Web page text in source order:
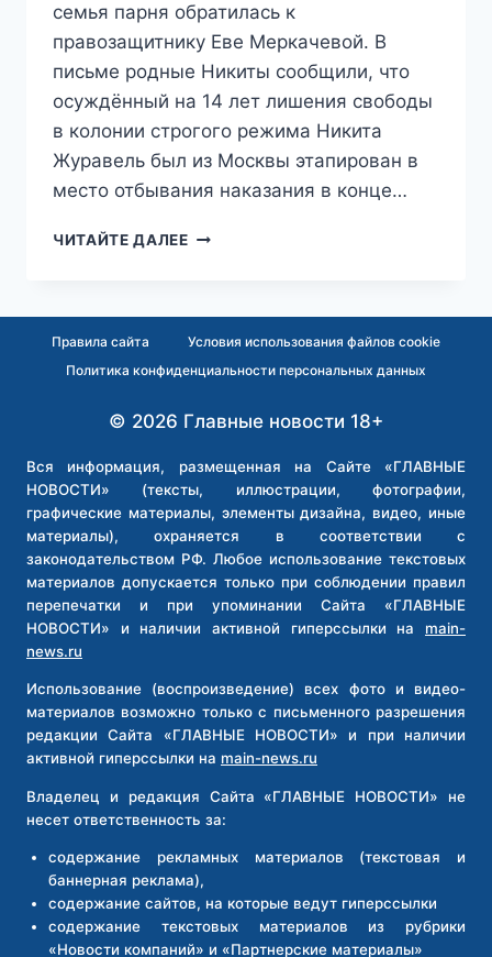
семья парня обратилась к
правозащитнику Еве Меркачевой. В
письме родные Никиты сообщили, что
осуждённый на 14 лет лишения свободы
в колонии строгого режима Никита
Журавель был из Москвы этапирован в
место отбывания наказания в конце…
ЧИТАЙТЕ ДАЛЕЕРОДСТВЕННИКИ
НИКИТЫ
ЖУРАВЕЛЯ
О
БЕССЛЕДНОМ
ИСЧЕЗНОВЕНИИ
Правила сайта
Условия использования файлов cookie
Политика конфиденциальности персональных данных
© 2026 Главные новости 18+
Вся информация, размещенная на Сайте «ГЛАВНЫЕ
НОВОСТИ» (тексты, иллюстрации, фотографии,
графические материалы, элементы дизайна, видео, иные
материалы), охраняется в соответствии с
законодательством РФ. Любое использование текстовых
материалов допускается только при соблюдении правил
перепечатки и при упоминании Сайта «ГЛАВНЫЕ
НОВОСТИ» и наличии активной гиперссылки на main-
news.ru
Использование (воспроизведение) всех фото и видео-
материалов возможно только с письменного разрешения
редакции Сайта «ГЛАВНЫЕ НОВОСТИ» и при наличии
активной гиперссылки на main-news.ru
Владелец и редакция Сайта «ГЛАВНЫЕ НОВОСТИ» не
несет ответственность за:
содержание рекламных материалов (текстовая и
баннерная реклама),
содержание сайтов, на которые ведут гиперссылки
содержание текстовых материалов из рубрики
«Новости компаний» и «Партнерские материалы»